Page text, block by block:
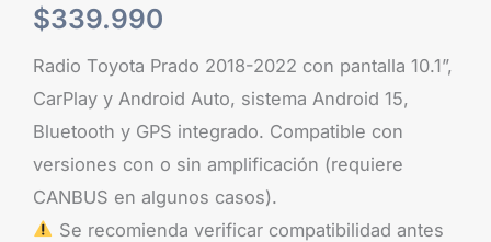
$339.990
Radio Toyota Prado 2018-2022 con pantalla 10.1”,
CarPlay y Android Auto, sistema Android 15,
Bluetooth y GPS integrado. Compatible con
versiones con o sin amplificación (requiere
CANBUS en algunos casos).
Se recomienda verificar compatibilidad antes